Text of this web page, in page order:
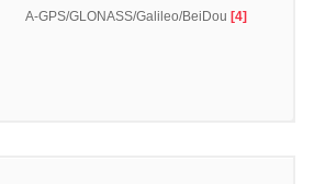
A-GPS/GLONASS/Galileo/BeiDou [4]